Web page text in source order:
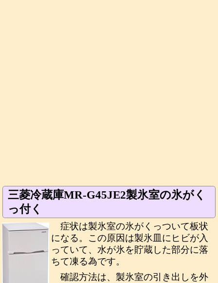
三菱冷蔵庫MR-G45JE2製氷室の氷がく
っ付く
症状は製氷室の氷がくっついて板状
になる。この原因は製氷皿にヒビが入
っていて、水が氷を貯蔵した部分に落
ちて凍る為です。
確認方法は、製氷室の引き出しを外